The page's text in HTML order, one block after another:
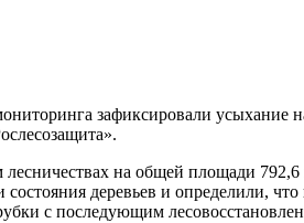
зафиксировали усыхание
на общей площади
деревьев и определили,
с последующим